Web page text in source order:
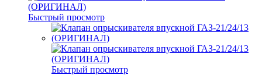
Быстрый просмотр
Быстрый просмотр